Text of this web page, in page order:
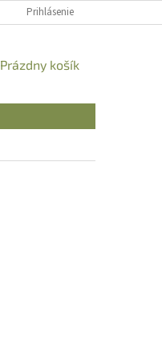
Prihlásenie
NÁKUPNÝ
Prázdny košík